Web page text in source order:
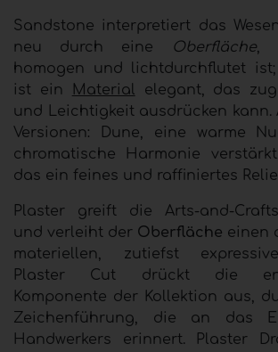
Sandstone interpretiert das
neu durch eine
Oberfläche,
homogen und lichtdurchflutet ist;
ist ein
Material elegant, das
und Leichtigkeit ausdrücken kann.
Versionen:
Dune, eine warme
chromatische Harmonie
das ein feines und raffiniertes
Plaster greift die Arts-and-
und verleiht der Oberfläche einen
materiellen, zutiefst
Plaster Cut drückt die
Komponente der Kollektion aus,
Zeichenführung, die an das
Handwerkers erinnert. Plaster